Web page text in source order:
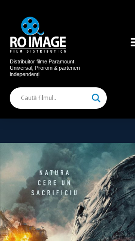
Distribuitor filme Paramount,
Universal, Prorom & parteneri
independenți